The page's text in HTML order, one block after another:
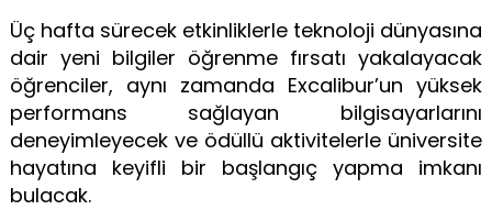
Üç hafta sürecek etkinliklerle teknoloji dünyasına
dair yeni bilgiler öğrenme fırsatı yakalayacak
öğrenciler, aynı zamanda Excalibur’un yüksek
performans sağlayan bilgisayarlarını
deneyimleyecek ve ödüllü aktivitelerle üniversite
hayatına keyifli bir başlangıç yapma imkanı
bulacak.